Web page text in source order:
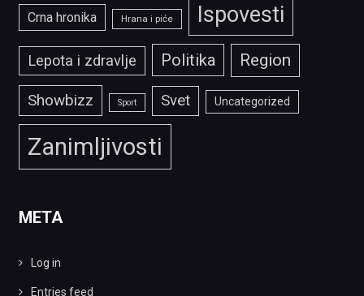
Crna hronika Hrana i piće Ispovesti
Lepota i zdravlje Politika Region
Showbizz Sport Svet Uncategorized
Zanimljivosti
META
Log in
Entries feed